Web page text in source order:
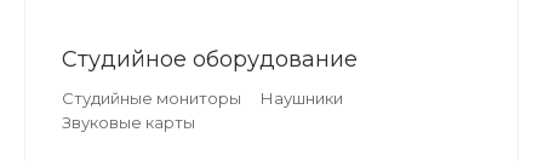
Студийное оборудование
Студийные мониторы
Наушники
Звуковые карты